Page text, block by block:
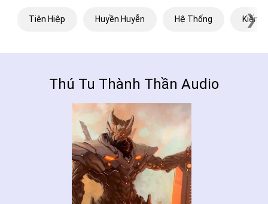
Tiên Hiệp Huyền Huyễn Hệ Thống Kiếm
❯
Thú Tu Thành Thần Audio